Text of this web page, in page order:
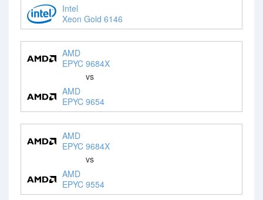
Intel
Xeon Gold 6146
AMD
EPYC 9684X
vs
AMD
EPYC 9654
AMD
EPYC 9684X
vs
AMD
EPYC 9554